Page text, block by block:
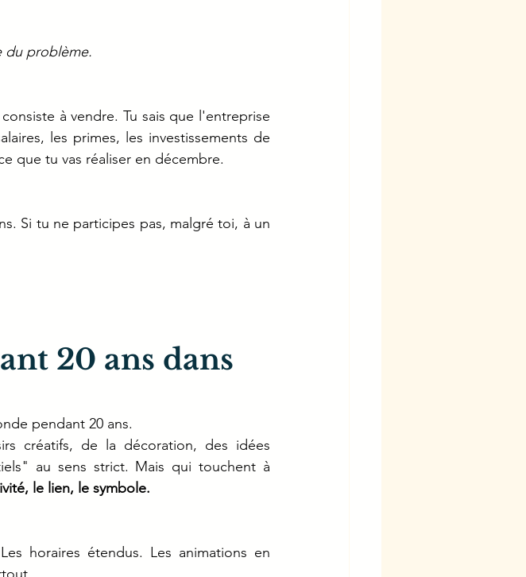
du problème.
à vendre. Tu sais que l'entreprise
les primes, les investissements de
que tu vas réaliser en décembre.
Si tu ne participes pas, malgré toi, à un
20 ans dans
pendant 20 ans.
créatifs, de la décoration, des idées
au sens strict. Mais qui touchent à
le lien, le symbole.
horaires étendus. Les animations en